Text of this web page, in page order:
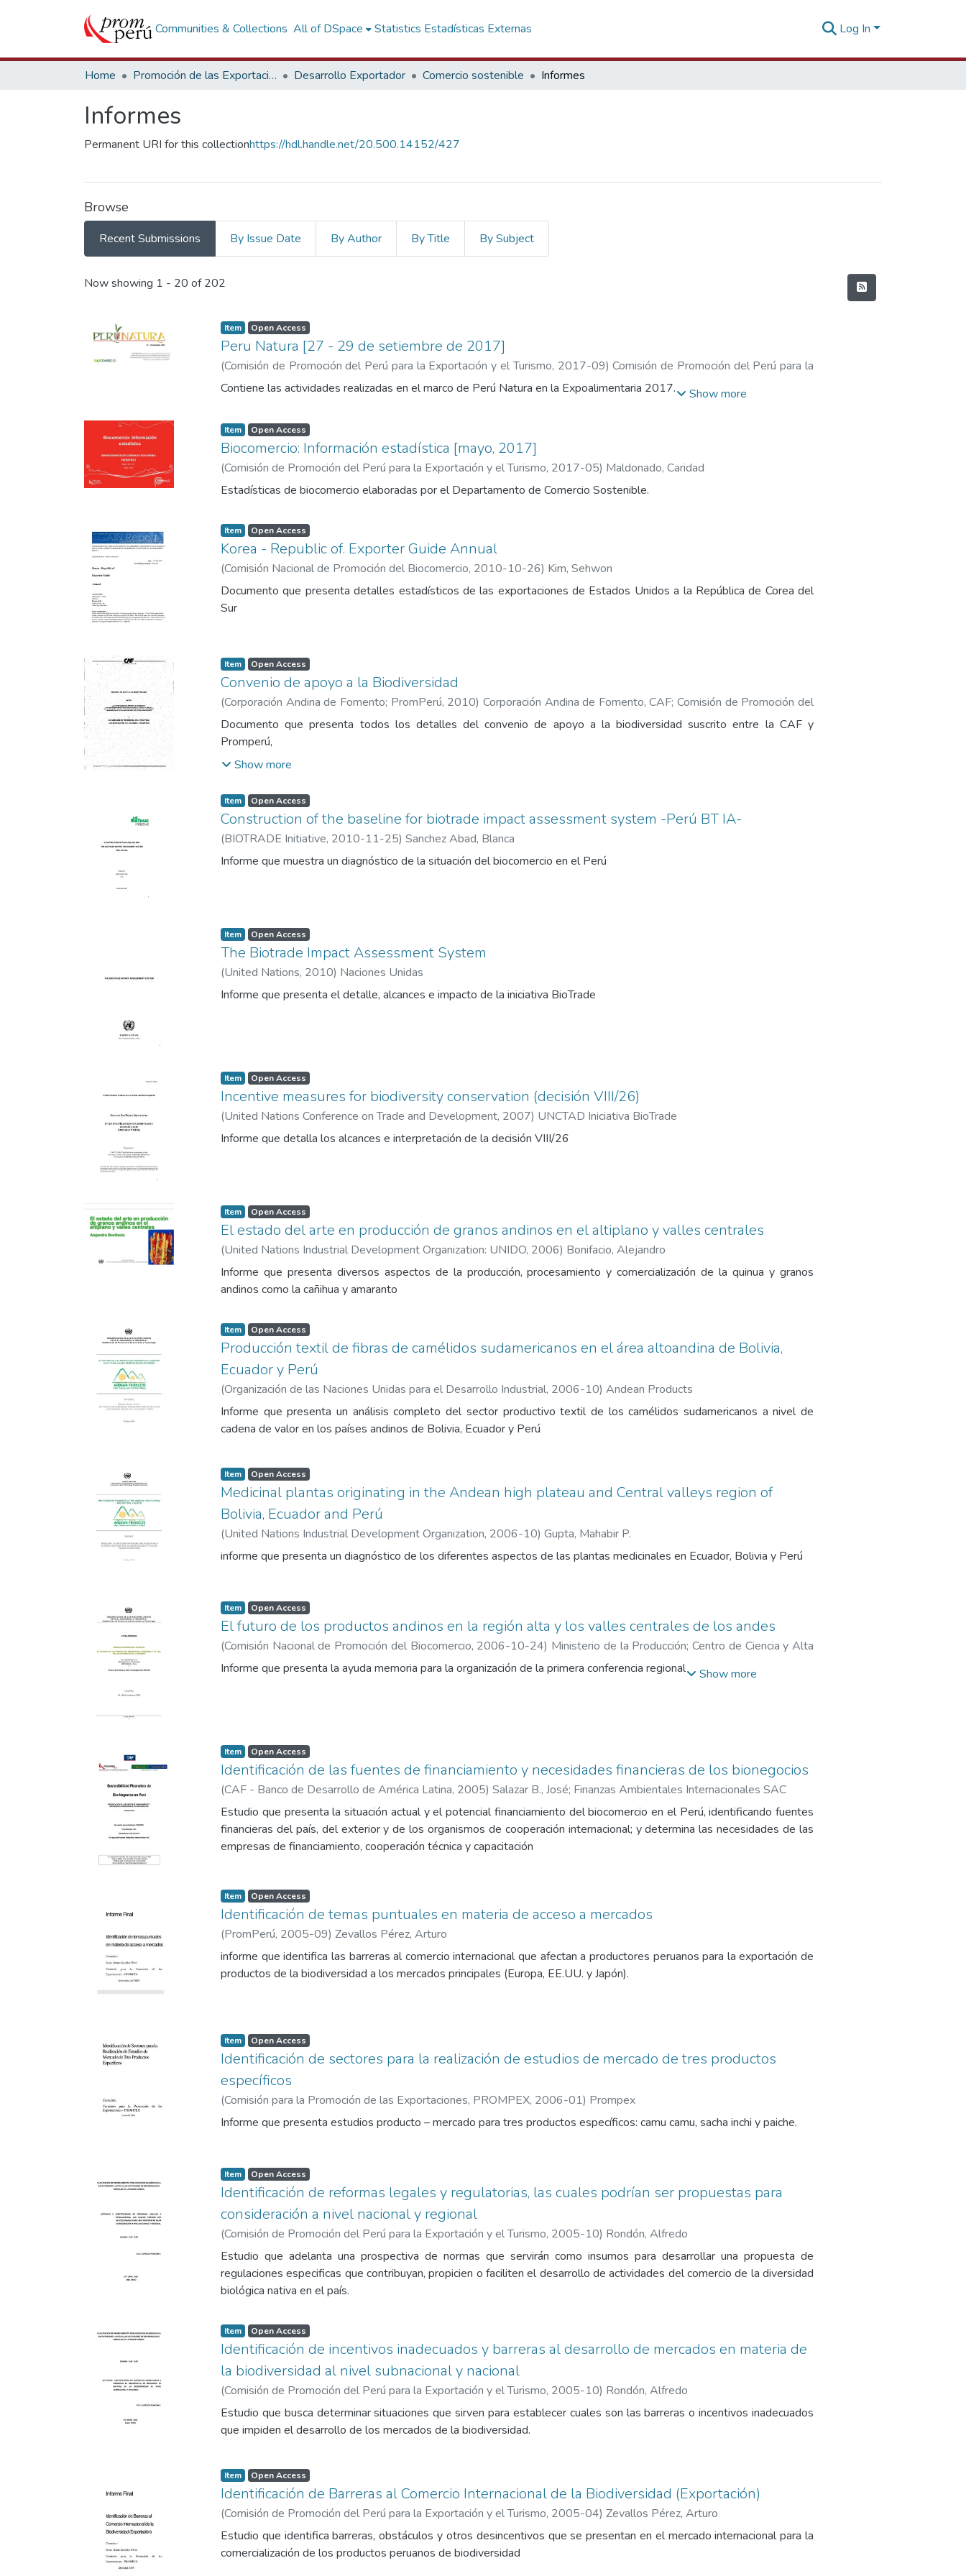
Communities & Collections All of DSpace Statistics Estadísticas Externas Log In
Home Promoción de las Exportaciones Desarrollo Exportador Comercio sostenible Informes
Informes
Permanent URI for this collectionhttps://hdl.handle.net/20.500.14152/427
Browse
Recent Submissions By Issue Date By Author By Title By Subject
Recent Submissions
Now showing 1 - 20 of 202
Item Open Access
Peru Natura [27 - 29 de setiembre de 2017]
(Comisión de Promoción del Perú para la Exportación y el Turismo, 2017-09)Comisión de Promoción del Perú para la
Exportación y el Turismo
Contiene las actividades realizadas en el marco de Perú Natura en la Expoalimentaria 2017. Show more
Item Open Access
Biocomercio: Información estadística [mayo, 2017]
(Comisión de Promoción del Perú para la Exportación y el Turismo, 2017-05) Maldonado, Caridad
Estadísticas de biocomercio elaboradas por el Departamento de Comercio Sostenible.
Item Open Access
Korea - Republic of. Exporter Guide Annual
(Comisión Nacional de Promoción del Biocomercio, 2010-10-26) Kim, Sehwon
Documento que presenta detalles estadísticos de las exportaciones de Estados Unidos a la República de Corea del
Sur
Item Open Access
Convenio de apoyo a la Biodiversidad
(Corporación Andina de Fomento; PromPerú, 2010) Corporación Andina de Fomento, CAF;Comisión de Promoción del
Perú para la Exportación y el Turismo
Documento que presenta todos los detalles del convenio de apoyo a la biodiversidad suscrito entre la CAF y
Promperú,
Show more
Item Open Access
Construction of the baseline for biotrade impact assessment system -Perú BT IA-
(BIOTRADE Initiative, 2010-11-25) Sanchez Abad, Blanca
Informe que muestra un diagnóstico de la situación del biocomercio en el Perú
Item Open Access
The Biotrade Impact Assessment System
(United Nations, 2010) Naciones Unidas
Informe que presenta el detalle, alcances e impacto de la iniciativa BioTrade
Item Open Access
Incentive measures for biodiversity conservation (decisión VIII/26)
(United Nations Conference on Trade and Development, 2007) UNCTAD Iniciativa BioTrade
Informe que detalla los alcances e interpretación de la decisión VIII/26
Item Open Access
El estado del arte en producción de granos andinos en el altiplano y valles centrales
(United Nations Industrial Development Organization: UNIDO, 2006) Bonifacio, Alejandro
Informe que presenta diversos aspectos de la producción, procesamiento y comercialización de la quinua y granos
andinos como la cañihua y amaranto
Item Open Access
Producción textil de fibras de camélidos sudamericanos en el área altoandina de Bolivia,
Ecuador y Perú
(Organización de las Naciones Unidas para el Desarrollo Industrial, 2006-10) Andean Products
Informe que presenta un análisis completo del sector productivo textil de los camélidos sudamericanos a nivel de
cadena de valor en los países andinos de Bolivia, Ecuador y Perú
Item Open Access
Medicinal plantas originating in the Andean high plateau and Central valleys region of
Bolivia, Ecuador and Perú
(United Nations Industrial Development Organization, 2006-10) Gupta, Mahabir P.
informe que presenta un diagnóstico de los diferentes aspectos de las plantas medicinales en Ecuador, Bolivia y Perú
Item Open Access
El futuro de los productos andinos en la región alta y los valles centrales de los andes
(Comisión Nacional de Promoción del Biocomercio, 2006-10-24) Ministerio de la Producción;Centro de Ciencia y Alta
Tecnología
Informe que presenta la ayuda memoria para la organización de la primera conferencia regional Show more
Item Open Access
Identificación de las fuentes de financiamiento y necesidades financieras de los bionegocios
(CAF - Banco de Desarrollo de América Latina, 2005) Salazar B., José; Finanzas Ambientales Internacionales SAC
Estudio que presenta la situación actual y el potencial financiamiento del biocomercio en el Perú, identificando fuentes
financieras del país, del exterior y de los organismos de cooperación internacional; y determina las necesidades de las
empresas de financiamiento, cooperación técnica y capacitación
Item Open Access
Identificación de temas puntuales en materia de acceso a mercados
(PromPerú, 2005-09) Zevallos Pérez, Arturo
informe que identifica las barreras al comercio internacional que afectan a productores peruanos para la exportación de
productos de la biodiversidad a los mercados principales (Europa, EE.UU. y Japón).
Item Open Access
Identificación de sectores para la realización de estudios de mercado de tres productos
específicos
(Comisión para la Promoción de las Exportaciones, PROMPEX, 2006-01) Prompex
Informe que presenta estudios producto – mercado para tres productos específicos: camu camu, sacha inchi y paiche.
Item Open Access
Identificación de reformas legales y regulatorias, las cuales podrían ser propuestas para
consideración a nivel nacional y regional
(Comisión de Promoción del Perú para la Exportación y el Turismo, 2005-10) Rondón, Alfredo
Estudio que adelanta una prospectiva de normas que servirán como insumos para desarrollar una propuesta de
regulaciones especificas que contribuyan, propicien o faciliten el desarrollo de actividades del comercio de la diversidad
biológica nativa en el país.
Item Open Access
Identificación de incentivos inadecuados y barreras al desarrollo de mercados en materia de
la biodiversidad al nivel subnacional y nacional
(Comisión de Promoción del Perú para la Exportación y el Turismo, 2005-10) Rondón, Alfredo
Estudio que busca determinar situaciones que sirven para establecer cuales son las barreras o incentivos inadecuados
que impiden el desarrollo de los mercados de la biodiversidad.
Item Open Access
Identificación de Barreras al Comercio Internacional de la Biodiversidad (Exportación)
(Comisión de Promoción del Perú para la Exportación y el Turismo, 2005-04) Zevallos Pérez, Arturo
Estudio que identifica barreras, obstáculos y otros desincentivos que se presentan en el mercado internacional para la
comercialización de los productos peruanos de biodiversidad